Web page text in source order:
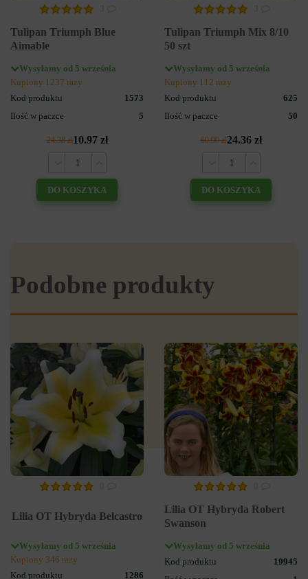
Tulipan Triumph Blue
Aimable
Wysyłamy od 5 września
Kupiony 1237 razy
Kod produktu
1573
Ilość w paczce
5
24.38 zł10.97 zł
DO KOSZYKA
Tulipan Triumph Mix 8/10
50 szt
Wysyłamy od 5 września
Kupiony 112 razy
Kod produktu
625
Ilość w paczce
50
60.90 zł24.36 zł
DO KOSZYKA
Podobne produkty
Lilia OT Hybryda Belcastro
Wysyłamy od 5 września
Kupiony 346 razy
Kod produktu
1286
Lilia OT Hybryda Robert
Swanson
Wysyłamy od 5 września
Kod produktu
19945